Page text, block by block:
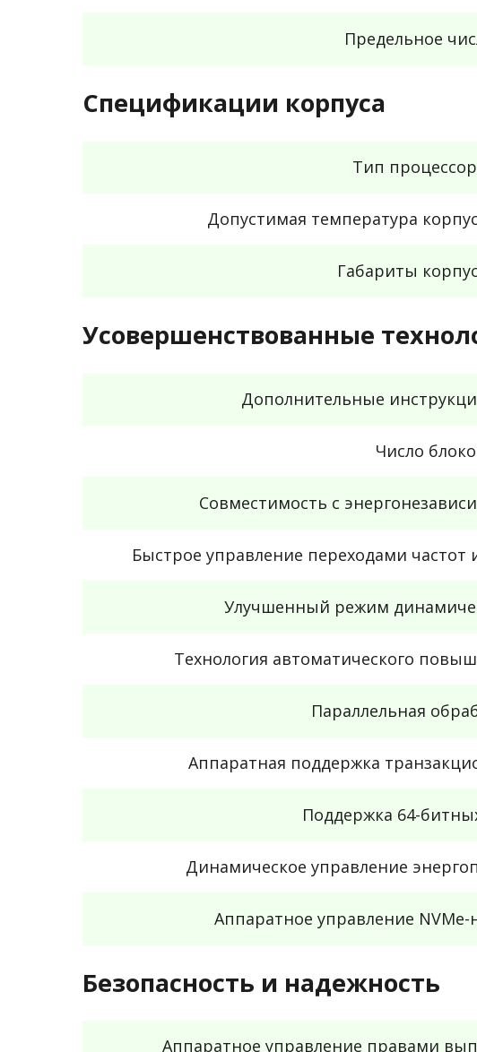
Предельное
Спецификации корпуса
Тип
Допустимая температура
Габариты
Усовершенствованные
Дополнительные
Число
Совместимость с
Быстрое управление переходами
Улучшенный режим
Технология автоматического
Параллельная
Аппаратная поддержка
Поддержка 64-
Динамическое управление
Аппаратное управление
Безопасность и надежность
Аппаратное управление правами